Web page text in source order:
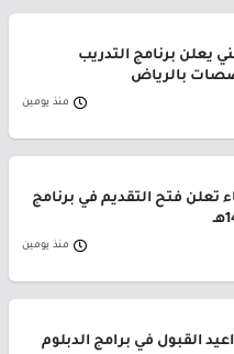
يعلن برنامج التدريب
بالرياض
منذ يومين
تعلن فتح التقديم في برنامج
منذ يومين
القبول في برامج الدبلوم